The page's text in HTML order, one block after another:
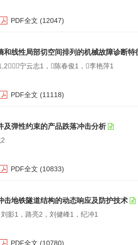
PDF全文 (12047)
和线性局部切空间排列的机械故障诊断特
，宁云志1，陈春俊1，李艳萍1
PDF全文 (11118)
及弹性约束的产品跌落冲击分析
PDF全文 (10833)
击地铁隧道结构的动态响应及防护技术
影1，路亮2，刘健峰1，纪冲1
PDF全文 (10780)